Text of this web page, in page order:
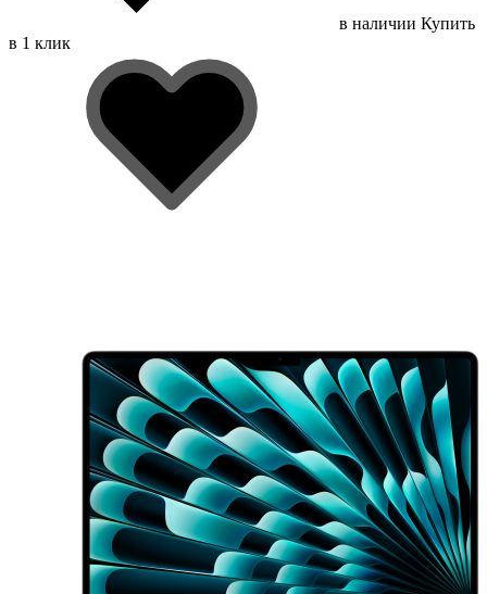
в наличии Купить
в 1 клик